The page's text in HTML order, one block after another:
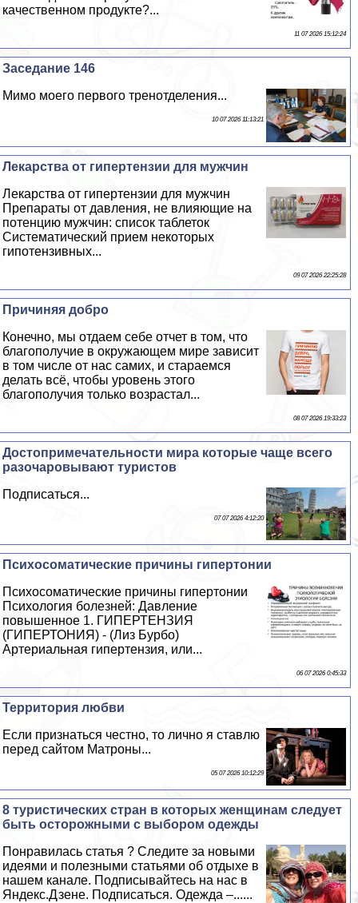
качественном продукте?...
11 07 2026 15:12:24
Заседание 146
Мимо моего первого тренотделения...
10 07 2026 11:13:21
Лекарства от гипертензии для мужчин
Лекарства от гипертензии для мужчин
Препараты от давления, не влияющие на
потенцию мужчин: список таблеток
Систематический прием некоторых
гипотензивных...
09 07 2026 22:25:28
Причиняя добро
Конечно, мы отдаем себе отчет в том, что
благополучие в окружающем мире зависит
в том числе от нас самих, и стараемся
делать всё, чтобы уровень этого
благополучия только возрастал...
08 07 2026 19:33:23
Достопримечательности мира которые чаще всего
разочаровывают туристов
Подписаться...
07 07 2026 4:12:20
Психосоматические причины гипертонии
Психосоматические причины гипертонии
Психология болезней: Давление
повышенное 1. ГИПЕРТЕНЗИЯ
(ГИПЕРТОНИЯ) - (Лиз Бурбо)
Артериальная гипертензия, или...
06 07 2026 0:45:33
Территория любви
Если признаться честно, то лично я ставлю
перед сайтом Матроны...
05 07 2026 10:12:29
8 туристических стран в которых женщинам следует
быть осторожными с выбором одежды
Понравилась статья ? Следите за новыми
идеями и полезными статьями об отдыхе в
нашем канале. Подписывайтесь на нас в
Яндекс.Дзене. Подписаться. Одежда –......